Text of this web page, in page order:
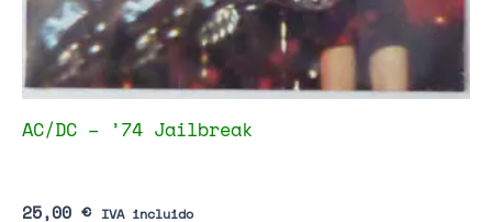
AC/DC – ’74 Jailbreak
25,00 € IVA incluido